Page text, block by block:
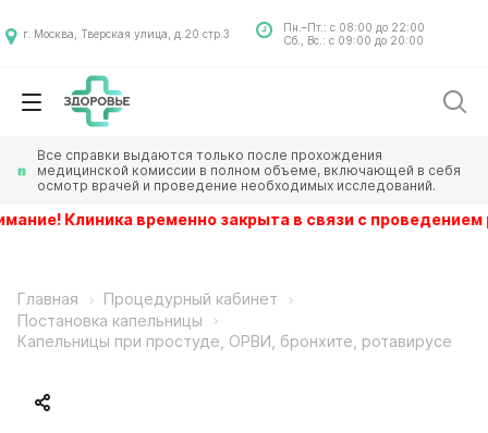
Все справки выдаются только после прохождения
медицинской комиссии в полном объеме, включающей в себя
осмотр врачей и проведение необходимых исследований.
Клиника временно закрыта в связи с проведением
г. Москва, Тверская улица, д.20 стр.3
Пн.–Пт.: с 08:00 до 22:00
Сб., Вс.: с 09:00 до 20:00
Главная
Процедурный кабинет
Постановка капельницы
Капельницы при простуде, ОРВИ, бронхите, ротавирусе